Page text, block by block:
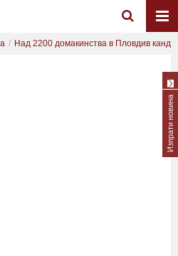
Над 2200 домакинства в Пловдив
Изпрати новина